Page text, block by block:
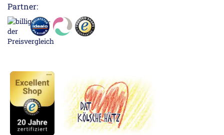
Partner: